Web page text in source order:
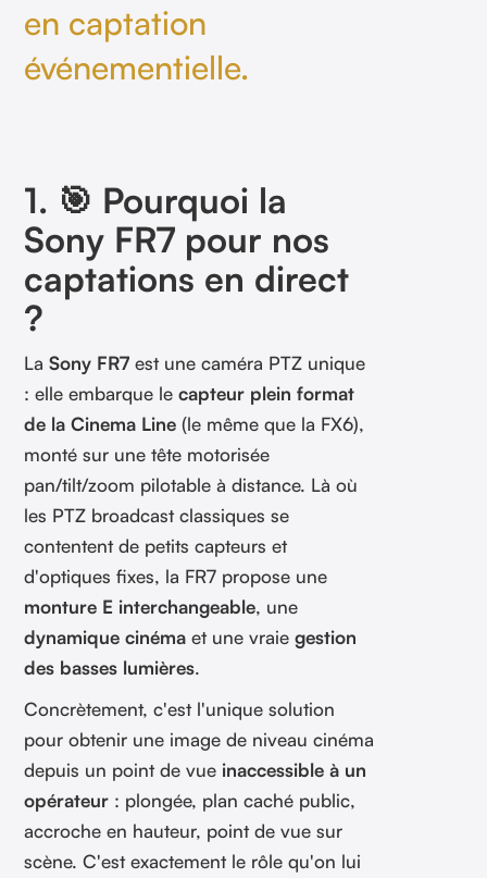
en captation
événementielle.
1. 🎯 Pourquoi la
Sony FR7 pour nos
captations en direct
?
LaSony FR7 est une caméra PTZ unique
: elle embarque lecapteur plein format
de la Cinema Line (le même que la FX6),
monté sur une tête motorisée
pan/tilt/zoom pilotable à distance. Là où
les PTZ broadcast classiques se
contentent de petits capteurs et
d'optiques fixes, la FR7 propose une
monture E interchangeable, une
dynamique cinéma et une vraiegestion
des basses lumières.
Concrètement, c'est l'unique solution
pour obtenir une image de niveau cinéma
depuis un point de vue inaccessible à un
opérateur : plongée, plan caché public,
accroche en hauteur, point de vue sur
scène. C'est exactement le rôle qu'on lui